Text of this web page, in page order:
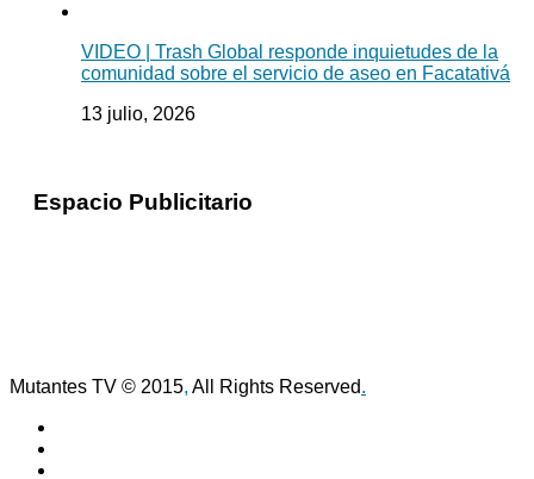
VIDEO | Trash Global responde inquietudes de la
comunidad sobre el servicio de aseo en Facatativá
13 julio, 2026
Espacio Publicitario
Mutantes TV © 2015, All Rights Reserved.